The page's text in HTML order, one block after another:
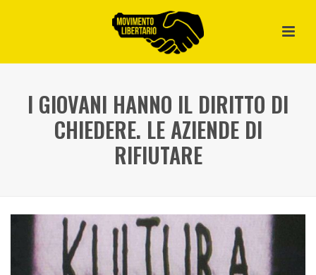
I GIOVANI HANNO IL DIRITTO DI
CHIEDERE. LE AZIENDE DI
RIFIUTARE